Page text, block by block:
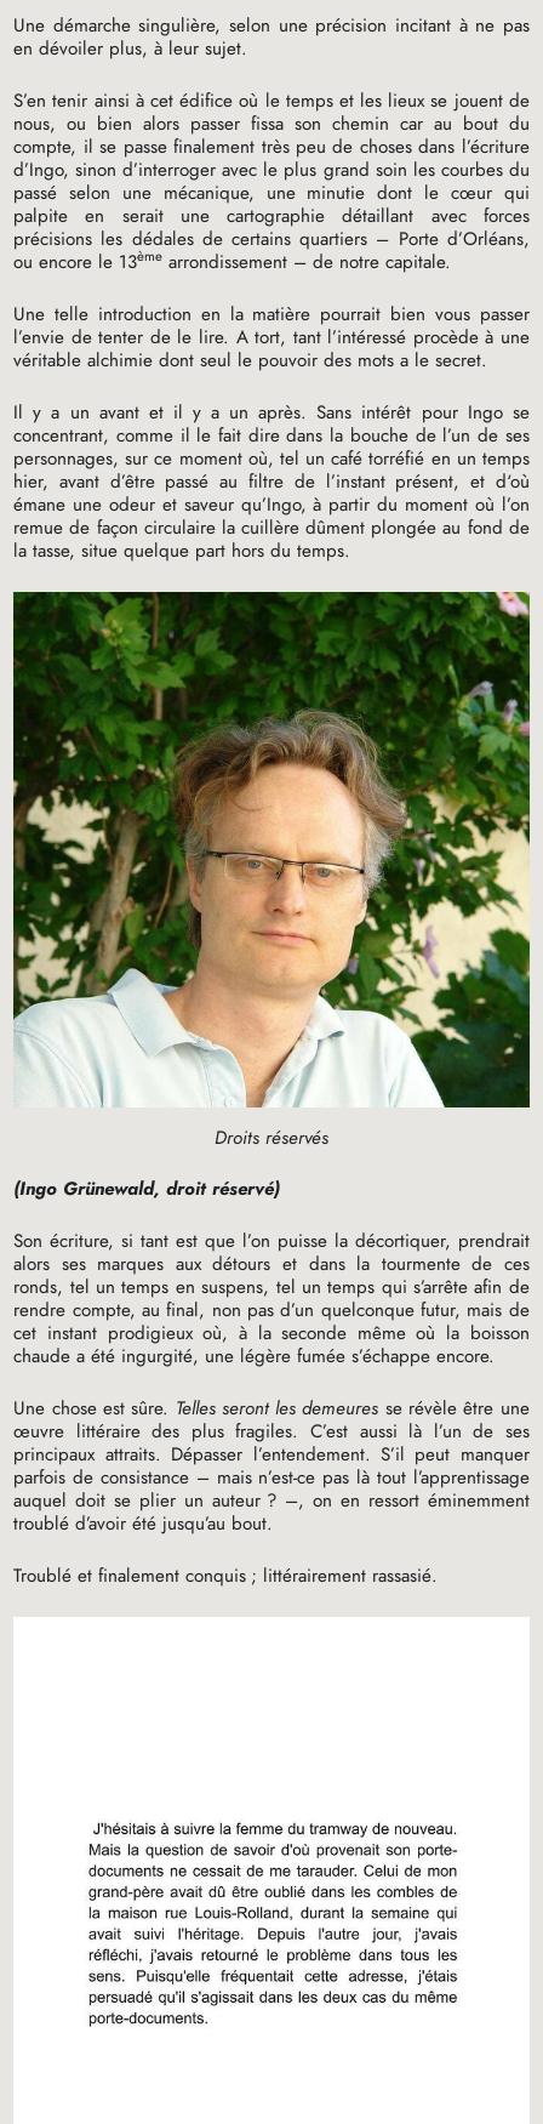
Une démarche singulière, selon une précision incitant à ne pas
en dévoiler plus, à leur sujet.
S’en tenir ainsi à cet édifice où le temps et les lieux se jouent de
nous, ou bien alors passer fissa son chemin car au bout du
compte, il se passe finalement très peu de choses dans l’écriture
d’Ingo, sinon d’interroger avec le plus grand soin les courbes du
passé selon une mécanique, une minutie dont le cœur qui
palpite en serait une cartographie détaillant avec forces
précisions les dédales de certains quartiers – Porte d’Orléans,
ou encore le 13ème arrondissement – de notre capitale.
Une telle introduction en la matière pourrait bien vous passer
l’envie de tenter de le lire. A tort, tant l’intéressé procède à une
véritable alchimie dont seul le pouvoir des mots a le secret.
Il y a un avant et il y a un après. Sans intérêt pour Ingo se
concentrant, comme il le fait dire dans la bouche de l’un de ses
personnages, sur ce moment où, tel un café torréfié en un temps
hier, avant d’être passé au filtre de l’instant présent, et d‘où
émane une odeur et saveur qu’Ingo, à partir du moment où l’on
remue de façon circulaire la cuillère dûment plongée au fond de
la tasse, situe quelque part hors du temps.
Droits réservés
(Ingo Grünewald, droit réservé)
Son écriture, si tant est que l’on puisse la décortiquer, prendrait
alors ses marques aux détours et dans la tourmente de ces
ronds, tel un temps en suspens, tel un temps qui s’arrête afin de
rendre compte, au final, non pas d’un quelconque futur, mais de
cet instant prodigieux où, à la seconde même où la boisson
chaude a été ingurgité, une légère fumée s’échappe encore.
Une chose est sûre. Telles seront les demeures se révèle être une
œuvre littéraire des plus fragiles. C’est aussi là l’un de ses
principaux attraits. Dépasser l’entendement. S’il peut manquer
parfois de consistance – mais n’est-ce pas là tout l’apprentissage
auquel doit se plier un auteur ? –, on en ressort éminemment
troublé d’avoir été jusqu’au bout.
Troublé et finalement conquis ; littérairement rassasié.